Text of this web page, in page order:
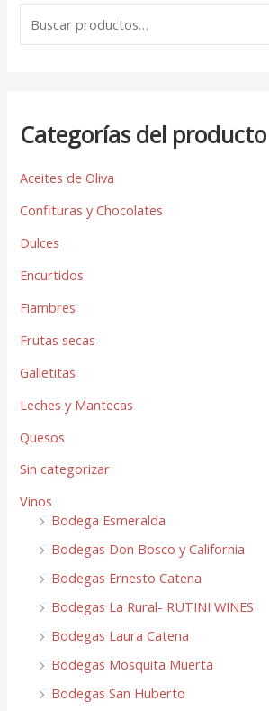
Categorías del producto
Aceites de Oliva
Confituras y Chocolates
Dulces
Encurtidos
Fiambres
Frutas secas
Galletitas
Leches y Mantecas
Quesos
Sin categorizar
Vinos
Bodega Esmeralda
Bodegas Don Bosco y California
Bodegas Ernesto Catena
Bodegas La Rural- RUTINI WINES
Bodegas Laura Catena
Bodegas Mosquita Muerta
Bodegas San Huberto